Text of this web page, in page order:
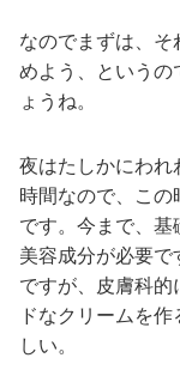
なのでまずは、
めよう、というの
ょうね。
夜はたしかにわれ
時間なので、この
です。今まで、
美容成分が必要で
ですが、皮膚科的
ドなクリームを
しい。